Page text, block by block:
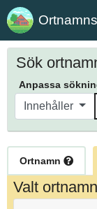
Sök
Anpassa
Innehåller
Ortnamn
Valt ortnamn